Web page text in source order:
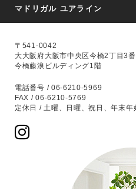
マドリガル ユアライン
〒541-0042
大大阪府大阪市中央区今橋2丁目3
今橋藤浪ビルディング1階
電話番号 / 06-6210-5969
FAX / 06-6210-5769
定休日 / 土曜、日曜、祝日、年末年